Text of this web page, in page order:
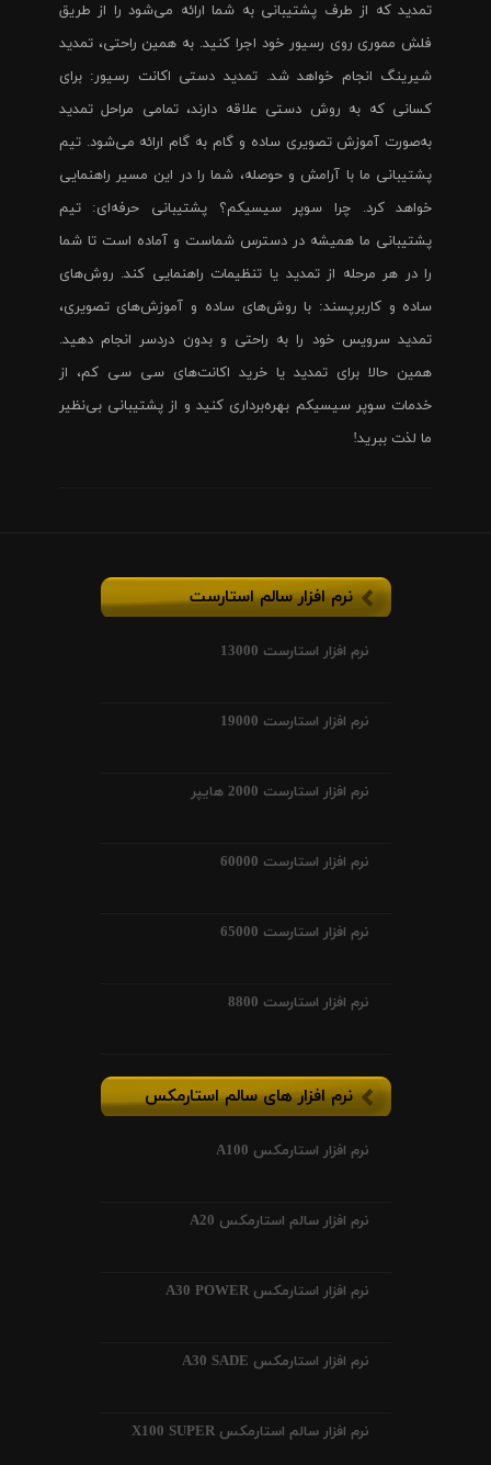
تمدید که از طرف پشتیبانی به شما ارائه می‌شود را از طریق
فلش مموری روی رسیور خود اجرا کنید. به همین راحتی، تمدید
شیرینگ انجام خواهد شد. تمدید دستی اکانت رسیور: برای
کسانی که به روش دستی علاقه دارند، تمامی مراحل تمدید
به‌صورت آموزش تصویری ساده و گام به گام ارائه می‌شود. تیم
پشتیبانی ما با آرامش و حوصله، شما را در این مسیر راهنمایی
خواهد کرد. چرا سوپر سیسیکم؟ پشتیبانی حرفه‌ای: تیم
پشتیبانی ما همیشه در دسترس شماست و آماده است تا شما
را در هر مرحله از تمدید یا تنظیمات راهنمایی کند. روش‌های
ساده و کاربرپسند: با روش‌های ساده و آموزش‌های تصویری،
تمدید سرویس خود را به راحتی و بدون دردسر انجام دهید.
همین حالا برای تمدید یا خرید اکانت‌های سی سی کم، از
خدمات سوپر سیسیکم بهره‌برداری کنید و از پشتیبانی بی‌نظیر
ما لذت ببرید!
نرم افزار سالم استارست
نرم افزار استارست 13000
نرم افزار استارست 19000
نرم افزار استارست 2000 هایپر
نرم افزار استارست 60000
نرم افزار استارست 65000
نرم افزار استارست 8800
نرم افزار های سالم استارمکس
نرم افزار استارمکس A100
نرم افزار سالم استارمکس A20
نرم افزار استارمکس A30 POWER
نرم افزار استارمکس A30 SADE
نرم افزار سالم استارمکس X100 SUPER